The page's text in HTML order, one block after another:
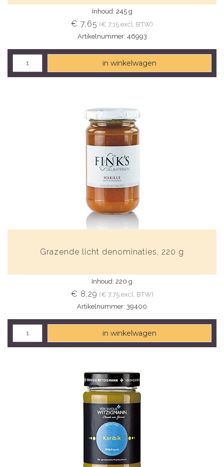
Inhoud: 245 g
€ 7,65 (€ 7,15 excl. BTW)
Artikelnummer: 46993
in winkelwagen
Grazende licht denominaties, 220 g
Inhoud: 220 g
€ 8,29 (€ 7,75 excl. BTW)
Artikelnummer: 39400
in winkelwagen